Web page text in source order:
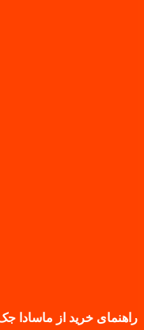
راهنمای خرید از ماسادا